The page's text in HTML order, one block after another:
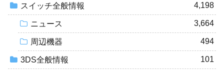
スイッチ全般情報 4,198
ニュース 3,664
周辺機器 494
3DS全般情報 101